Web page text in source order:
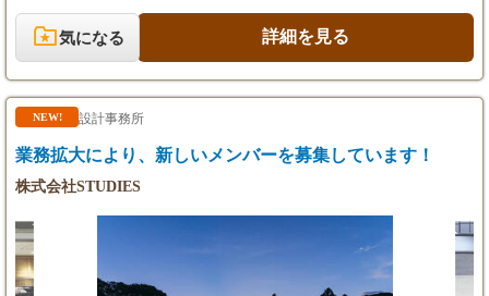
いながら進めていきます。 多様な案件に携わり、独自のデザイン
を形にする達成感とやりがいを感じられる環境です。 〇具体的な
業務内容例〇 ・クライアントとの打ち合わせ、デザイン提案プレ
社との調整 ・見積もり・積算業務の実施 ・必要に応じた施工管
理や現場監督業務
気になる 詳細を見る
NEW! 設計事務所
業務拡大により、新しいメンバーを募集しています！
株式会社STUDIES